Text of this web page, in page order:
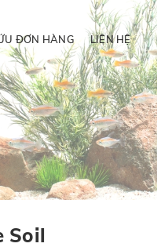
ĐƠN HÀNG LIÊN HỆ
Soil